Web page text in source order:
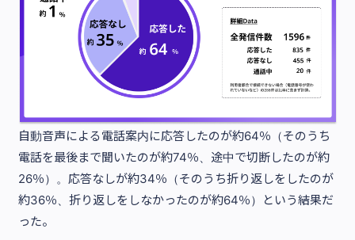
自動音声による電話案内に応答したのが約64％（そのうち
電話を最後まで聞いたのが約74％、途中で切断したのが約
26％）。応答なしが約34％（そのうち折り返しをしたのが
約36％、折り返しをしなかったのが約64％）という結果だ
った。